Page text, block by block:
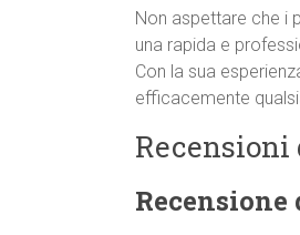
Non aspettare che i
una rapida e
Con la sua
efficacemente